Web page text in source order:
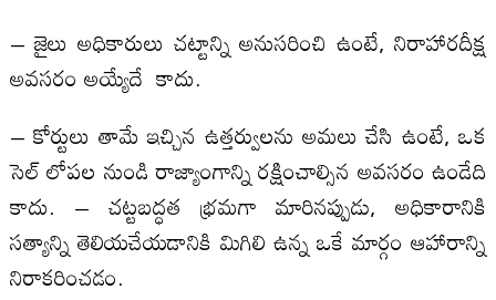
– జైలు అధికారులు చట్టాన్ని అనుసరించి ఉంటే, నిరాహారదీక్ష
అవసరం అయ్యేదే కాదు.
– కోర్టులు తామే ఇచ్చిన ఉత్తర్వులను అమలు చేసి ఉంటే, ఒక
సెల్ లోపల నుండి రాజ్యాంగాన్ని రక్షించాల్సిన అవసరం ఉండేది
కాదు. – చట్టబద్ధత భ్రమగా మారినప్పుడు, అధికారానికి
సత్యాన్ని తెలియచేయడానికి మిగిలి ఉన్న ఒకే మార్గం ఆహారాన్ని
నిరాకరించడం.